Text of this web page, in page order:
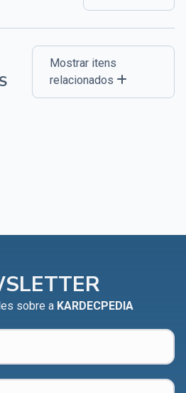
Mostrar itens
relacionados
sobre a KARDECPEDIA